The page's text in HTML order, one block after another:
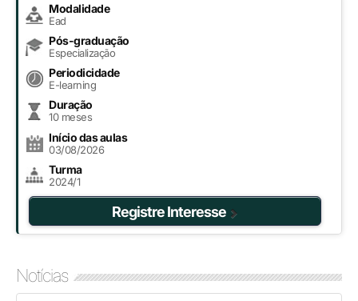
Modalidade
Ead
Pós-graduação
Especialização
Periodicidade
E-learning
Duração
10 meses
Início das aulas
03/08/2026
Turma
2024/1
Registre Interesse
Notícias